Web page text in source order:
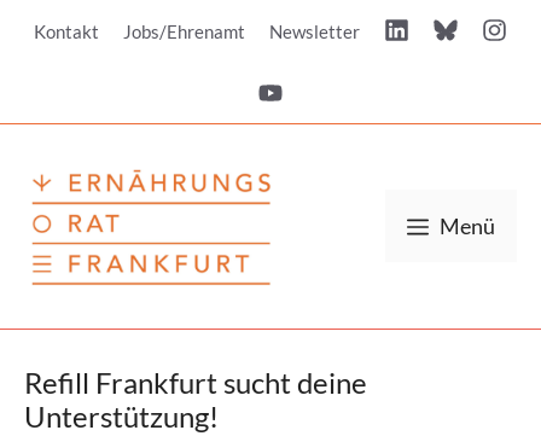
InhaltKontakt Jobs/Ehrenamt Newsletter
Menü
Refill Frankfurt sucht deine
Unterstützung!